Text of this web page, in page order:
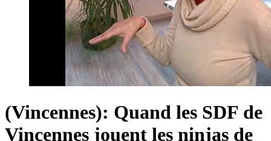
(Vincennes): Quand les SDF de
Vincennes jouent les ninjas de